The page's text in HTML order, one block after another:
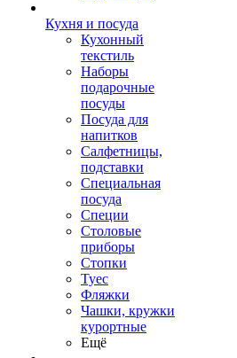
Кухня и посуда
Кухонный
текстиль
Наборы
подарочные
посуды
Посуда для
напитков
Салфетницы,
подставки
Специальная
посуда
Специи
Столовые
приборы
Стопки
Туес
Фляжки
Чашки, кружки
курортные
Ещё